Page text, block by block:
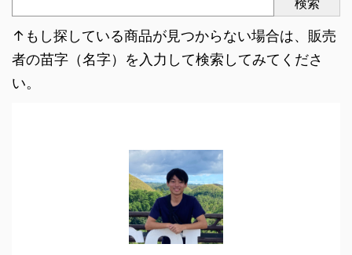
検索
↑もし探している商品が見つからない場合は、販売
者の苗字（名字）を入力して検索してみてくださ
い。